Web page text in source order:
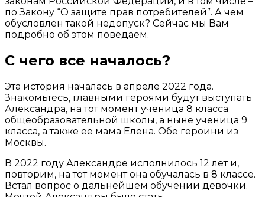
по Закону “О защите прав потребителей”. А чем
обусловлен такой недопуск? Сейчас мы Вам
подробно об этом поведаем.
С чего все началось?
Эта история началась в апреле 2022 года.
Знакомьтесь, главными героями будут выступать
Александра, на тот момент ученица 8 класса
общеобразовательной школы, а ныне ученица 9
класса, а также ее мама Елена. Обе героини из
Москвы.
В 2022 году Александре исполнилось 12 лет и,
повторим, на тот момент она обучалась в 8 классе.
Встал вопрос о дальнейшем обучении девочки.